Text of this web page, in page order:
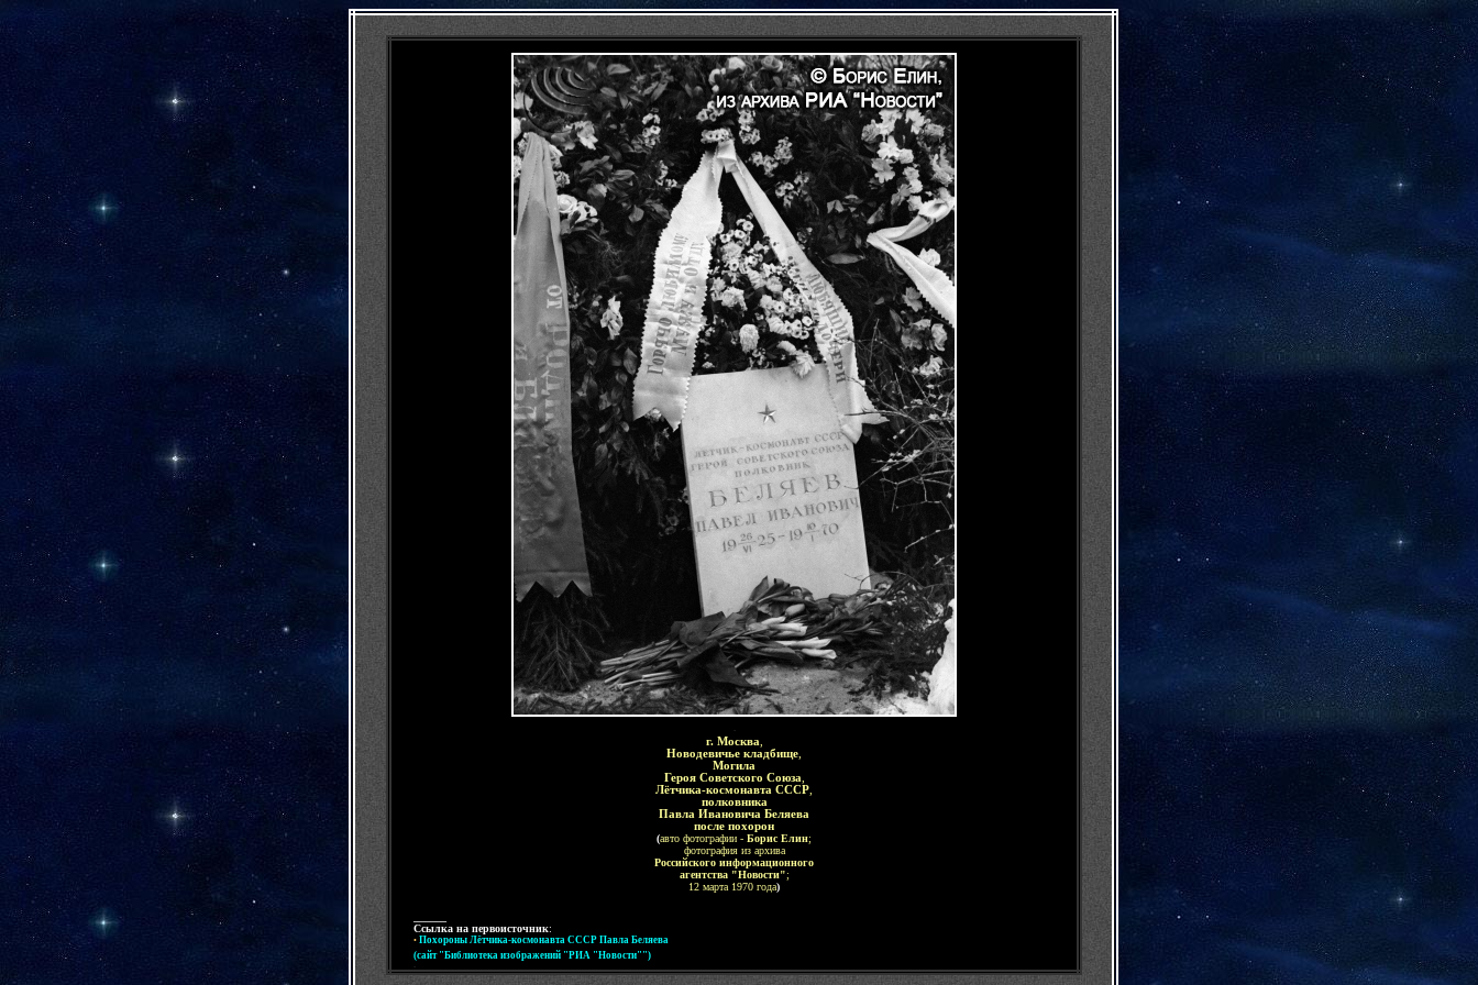
-
г. Москва
Новодевичье кладбище
Могила
Героя Советского Союза
Лётчика-космонавта СССР
полковника
Павла Ивановича Беляева
после похорон
(авто фотографии - Борис Елин;
фотография из архива
Российского информационного
агентства "Новости";
12 марта 1970 года)
Ссылка на первоисточник:
• Похороны Лётчика-космонавта СССР Павла Беляева
(сайт "Библиотека изображений "РИА "Новости"")
-